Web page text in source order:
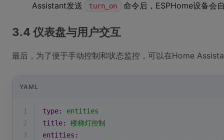
Assistant发送
turn_on 命令后，ESPHome设备会
3.4 仪表盘与用户交互
最后，为了便于手动控制和状态监控，可以在Home
YAML
1 type:
entities
2
title:
楼梯灯控制
3
entities: